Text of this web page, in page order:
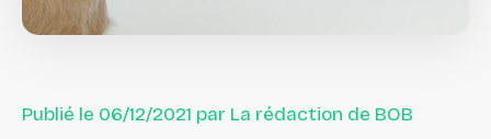
Publié le 06/12/2021 par La rédaction de BOB